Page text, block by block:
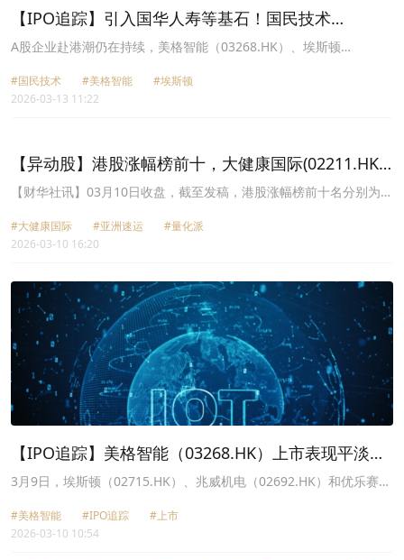
【IPO追踪】引入国华人寿等基石！国民技术
（02701.HK）启动招股
A股企业赴港潮仍在持续，美格智能（03268.HK）、埃斯顿
现“A+H”布局。
#国民技术 #美格智能
#埃斯顿
2026-03-13 11:22
【异动股】港股涨幅榜前十，大健康国际(02211.HK)
涨43.14%，亚洲速运(08620.HK)涨33.33%
【财华社讯】03月10日收盘，截至发稿，港股涨幅榜前十名分别为大
33.33%、量化派(02685.HK)涨幅32.42%、迅策(03317.HK)涨幅
31.95%、开拓药业-B(09939.HK)涨幅31.49%、讯众通信(02597.HK)
(09903.HK)涨幅30.18%、杭品生活科技(01682.HK)涨幅29.66%、兆
威机电(02692.HK)涨幅26.03%。
#大健康国际 #亚洲速运
#量化派
2026-03-10 16:20
【IPO追踪】美格智能（03268.HK）上市表现平淡，
估值太高？
3月9日，埃斯顿（02715.HK）、兆威机电（02692.HK）和优乐赛共
成为当日唯一守住发行价的企业。
#美格智能 #IPO追踪
#上市
2026-03-10 10:54